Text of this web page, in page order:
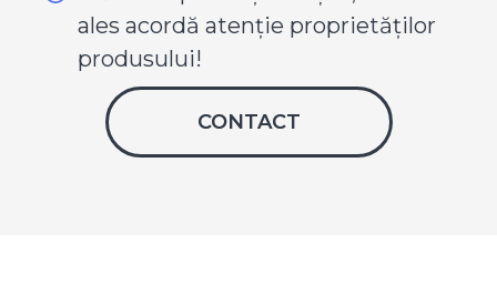
ales acordă atenție proprietăților
produsului!
CONTACT